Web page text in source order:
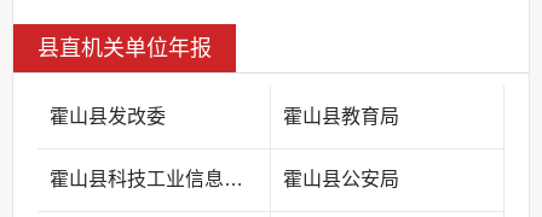
县直机关单位年报
霍山县发改委 霍山县教育局
霍山县科技工业信息化局 霍山县公安局